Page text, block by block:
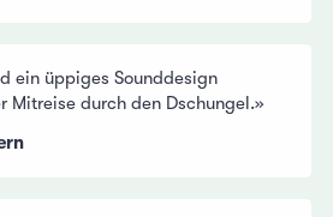
ein üppiges Sounddesign
Mitreise durch den Dschungel.»